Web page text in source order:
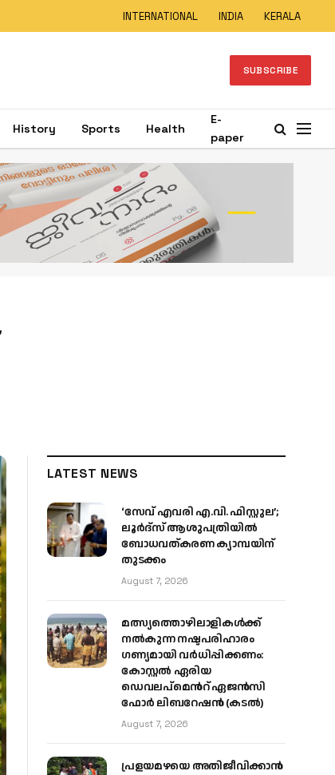
INTERNATIONAL INDIA KERALA
SUBSCRIBE
History Sports Health
E-
paper
LATEST NEWS
‘സേവ് എവരി എ.വി. ഫിസ്റ്റുല’;
ലൂർദ്‌സ് ആശുപത്രിയിൽ
ബോധവത്കരണ ക്യാമ്പയിന്
തുടക്കം
August 7, 2026
മത്സ്യത്തൊഴിലാളികള്‍ക്ക്
നല്‍കുന്ന നഷ്ടപരിഹാരം
ഗണ്യമായി വര്‍ധിപ്പിക്കണം:
കോസ്റ്റല്‍ ഏരിയ
ഡെവലപ്മെന്‍റ് ഏജന്‍സി
ഫോര്‍ ലിബറേഷന്‍ (കടല്‍)
August 7, 2026
പ്രളയമഴയെ അതിജീവിക്കാന്‍